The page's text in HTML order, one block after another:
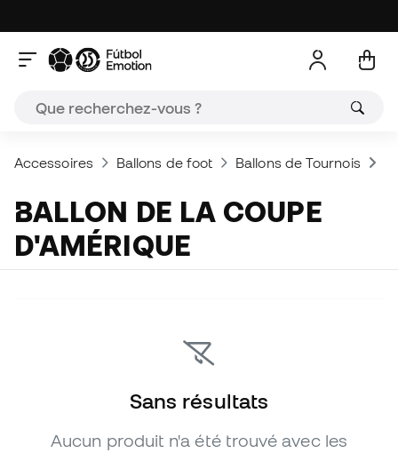
Accessoires Ballons de foot Ballons de Tournois
BALLON DE LA COUPE
D'AMÉRIQUE
Sans résultats
Aucun produit n'a été trouvé avec les